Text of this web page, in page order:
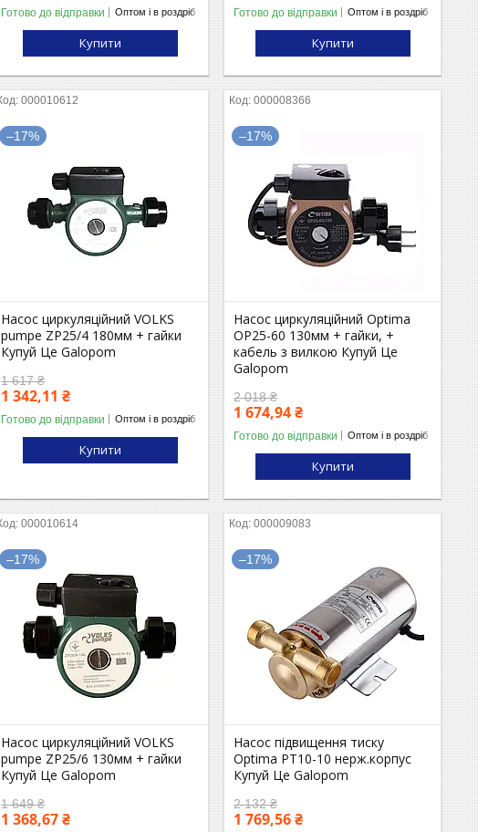
Готово до відправки Оптом і в роздріб
Купити
Готово до відправки Оптом і в роздріб
Купити
000010612
–17%
Насос циркуляційний VOLKS
pumpe ZP25/4 180мм + гайки
Купуй Це Galopom
1 617 ₴
1 342,11 ₴
Готово до відправки Оптом і в роздріб
Купити
000008366
–17%
Насос циркуляційний Optima
OP25-60 130мм + гайки, +
кабель з вилкою Купуй Це
Galopom
2 018 ₴
1 674,94 ₴
Готово до відправки Оптом і в роздріб
Купити
000010614
–17%
Насос циркуляційний VOLKS
pumpe ZP25/6 130мм + гайки
Купуй Це Galopom
1 649 ₴
1 368,67 ₴
000009083
–17%
Насос підвищення тиску
Optima PT10-10 нерж.корпус
Купуй Це Galopom
2 132 ₴
1 769,56 ₴